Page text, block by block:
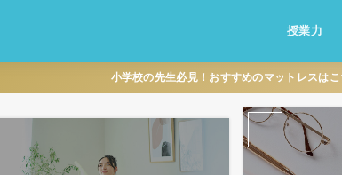
授業力
小学校の先生必見！おすすめのマットレスはこ